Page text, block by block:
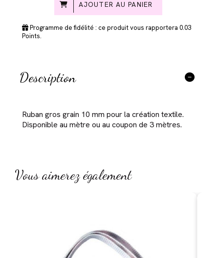
AJOUTER AU PANIER
Programme de fidélité : ce produit vous rapportera 0.03
Points.
Description
Ruban gros grain 10 mm pour la création textile.
Disponible au mètre ou au coupon de 3 mètres.
Vous aimerez également